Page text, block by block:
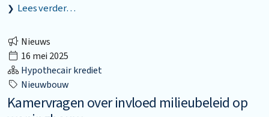
Lees verder…
Nieuws
16 mei 2025
Hypothecair krediet
Nieuwbouw
Kamervragen over invloed milieubeleid op